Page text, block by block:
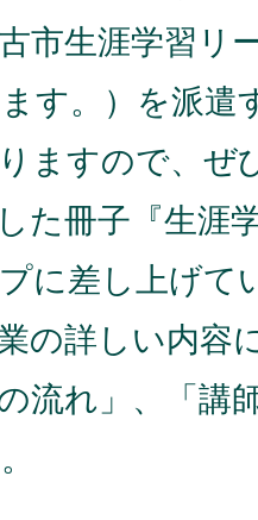
市生涯学習リ
す。）を派遣
ますので、ぜ
た冊子『生涯
に差し上げて
の詳しい内容
流れ」、「講